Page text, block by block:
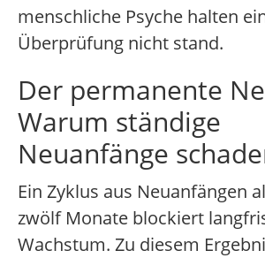
menschliche Psyche halten
Überprüfung nicht stand.
Der permanente
Warum ständige
Neuanfänge
Ein Zyklus aus Neuanfängen
zwölf Monate blockiert
Wachstum. Zu diesem